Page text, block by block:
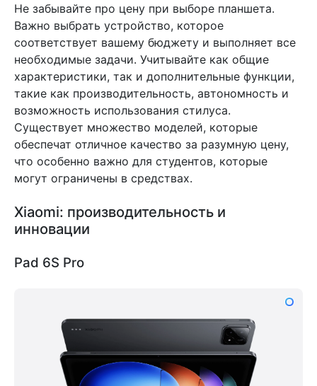
Не забывайте про цену при выборе планшета.
Важно выбрать устройство, которое
соответствует вашему бюджету и выполняет все
необходимые задачи. Учитывайте как общие
характеристики, так и дополнительные функции,
такие как производительность, автономность и
возможность использования стилуса.
Существует множество моделей, которые
обеспечат отличное качество за разумную цену,
что особенно важно для студентов, которые
могут ограничены в средствах.
Xiaomi: производительность и
инновации
Pad 6S Pro